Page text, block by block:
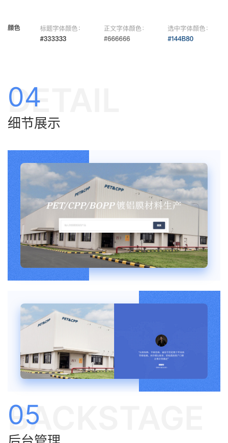
04
DETAIL
细节展示
05
BACKSTAGE